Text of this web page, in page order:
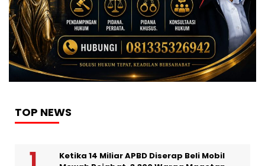
TOP NEWS
Ketika 14 Miliar APBD Diserap Beli Mobil